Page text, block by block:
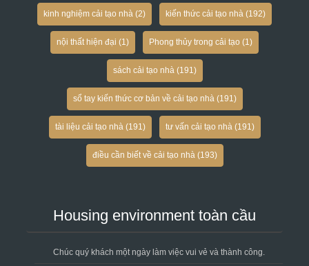
kinh nghiệm cải tạo nhà (2) kiến thức cải tạo nhà (192)
nội thất hiện đại (1) Phong thủy trong cải tạo (1)
sách cải tạo nhà(191)
sổ tay kiến thức cơ bản về cải tạo nhà(191)
tài liệu cải tạo nhà(191) tư vấn cải tạo nhà(191)
điều cần biết về cải tạo nhà(193)
Housing environment toàn cầu
Chúc quý khách một ngày làm việc vui vẻ và thành công.